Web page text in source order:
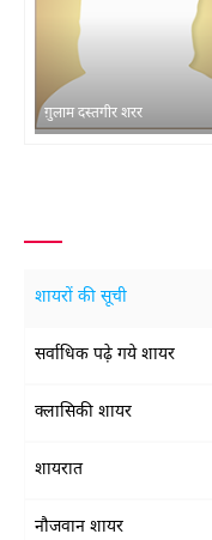
ग़ुलाम दस्तगीर शरर
शायरों की सूची
सर्वाधिक पढ़े गये शायर
क्लासिकी शायर
शायरात
नौजवान शायर